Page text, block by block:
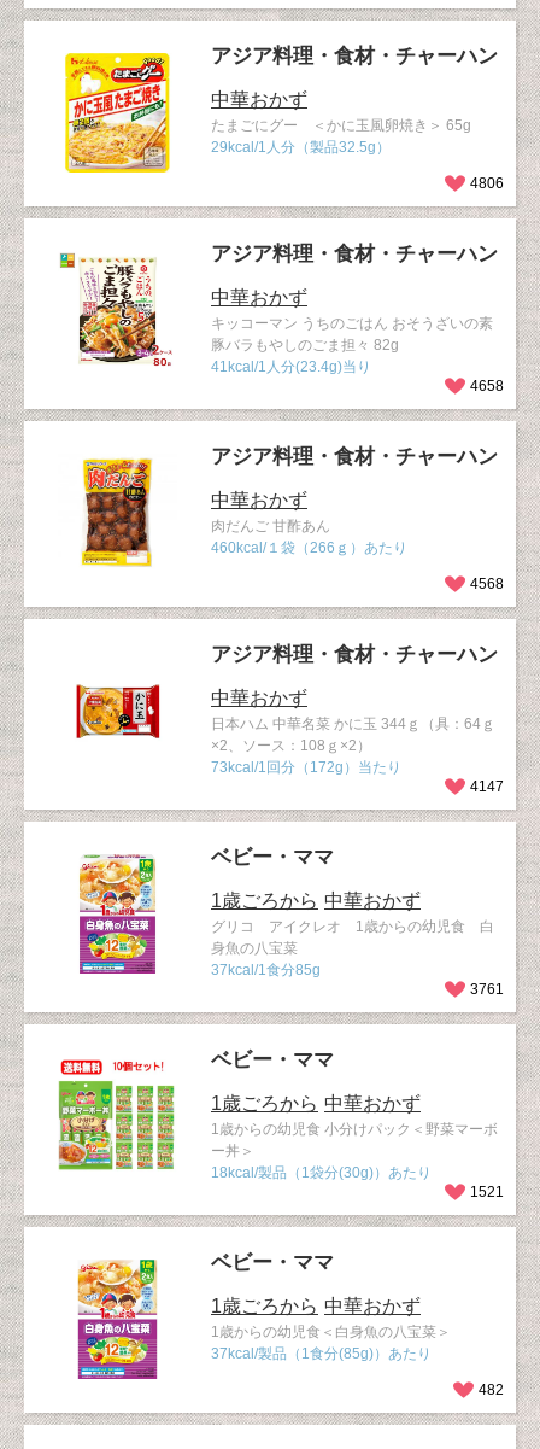
アジア料理・食材・チャーハン
中華おかず
たまごにグー ＜かに玉風卵焼き＞ 65g
29kcal/1人分（製品32.5g）
4806
アジア料理・食材・チャーハン
中華おかず
キッコーマン うちのごはん おそうざいの素
豚バラもやしのごま担々 82g
41kcal/1人分(23.4g)当り
4658
アジア料理・食材・チャーハン
中華おかず
肉だんご 甘酢あん
460kcal/１袋（266ｇ）あたり
4568
アジア料理・食材・チャーハン
中華おかず
日本ハム 中華名菜 かに玉 344ｇ（具：64ｇ
×2、ソース：108ｇ×2）
73kcal/1回分（172g）当たり
4147
ベビー・ママ
1歳ごろから 中華おかず
グリコ アイクレオ 1歳からの幼児食 白
身魚の八宝菜
37kcal/1食分85g
3761
ベビー・ママ
1歳ごろから 中華おかず
1歳からの幼児食 小分けパック＜野菜マーボ
ー丼＞
18kcal/製品（1袋分(30g)）あたり
1521
ベビー・ママ
1歳ごろから 中華おかず
1歳からの幼児食＜白身魚の八宝菜＞
37kcal/製品（1食分(85g)）あたり
482